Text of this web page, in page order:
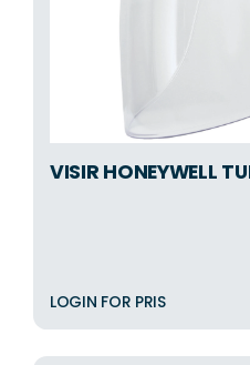
VISIR HONEYWELL
LOGIN FOR PRIS